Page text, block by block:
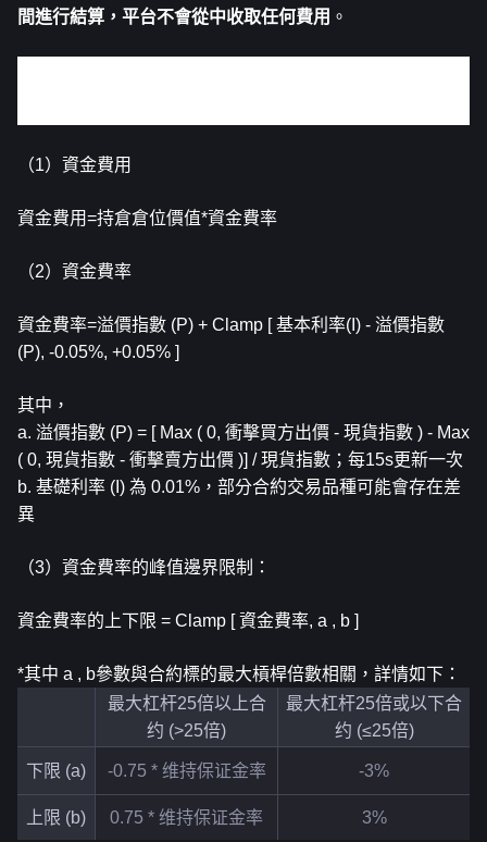
間進行結算，平台不會從中收取任何費用 。
（1）資金費用
資金費用=持倉倉位價值*資金費率
（2）資金費率
資金費率=溢價指數 (P) + Clamp [ 基本利率(I) - 溢價指數
(P), -0.05%, +0.05% ]
其中，
a. 溢價指數 (P) = [ Max ( 0, 衝擊買方出價 - 現貨指數 ) - Max
( 0, 現貨指數 - 衝擊賣方出價 )] / 現貨指數；每15s更新一次
b. 基礎利率 (I) 為 0.01%， 部分合約交易品種可能會存在差
異
（3）資金費率的峰值邊界限制：
資金費率的上下限 = Clamp [ 資金費率, a , b ]
*其中 a , b參數與合約標的最大槓桿倍數相關，詳情如下：
最大杠杆25倍以上合
约 (>25倍)
最大杠杆25倍或以下合
约 (≤25倍)
下限 (a) -0.75 * 维持保证金率 -3%
上限 (b) 0.75 * 维持保证金率
3%